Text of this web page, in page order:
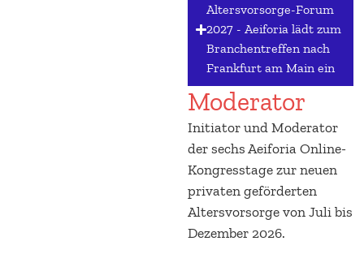
Altersvorsorge-Forum
2027 - Aeiforia lädt zum
Branchentreffen nach
Frankfurt am Main ein
Moderator
Initiator und Moderator
der sechs Aeiforia Online-
Kongresstage zur neuen
privaten geförderten
Altersvorsorge von Juli bis
Dezember 2026.